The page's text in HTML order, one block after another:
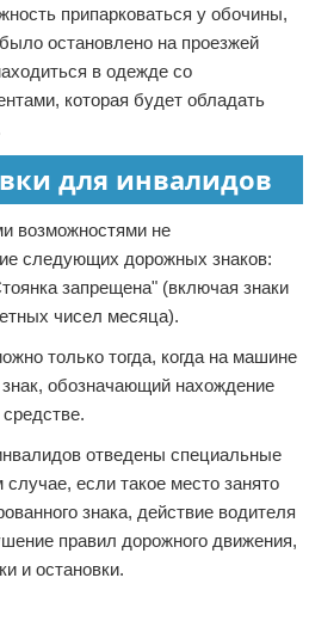
припарковаться у обочины,
остановлено на проезжей
в одежде со
которая будет обладать
для инвалидов
возможностями не
следующих дорожных знаков:
запрещена" (включая знаки
чисел месяца).
только тогда, когда на машине
обозначающий нахождение
отведены специальные
если такое место занято
знака, действие водителя
правил дорожного движения,
и остановки.